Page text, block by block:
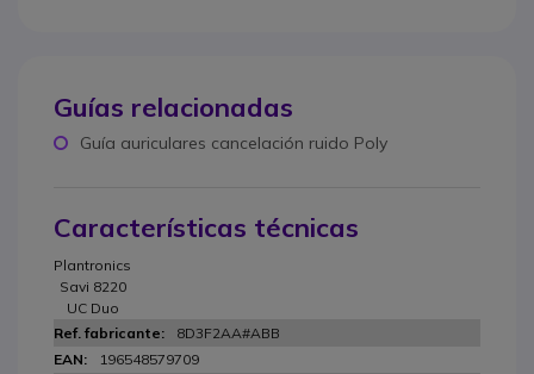
Guías relacionadas
Guía auriculares cancelación ruido Poly
Características técnicas
Plantronics
Savi 8220
UC Duo
8D3F2AA#ABB
196548579709